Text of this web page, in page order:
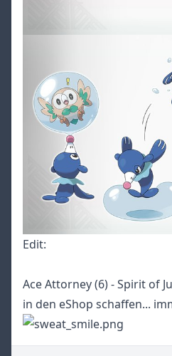
Edit:
Ace Attorney (6) -Spirit of
in den eShop schaffen...